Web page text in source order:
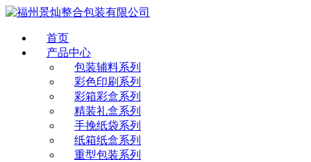
首页
产品中心
包装辅料系列
彩色印刷系列
彩箱彩盒系列
精装礼盒系列
手挽纸袋系列
纸箱纸盒系列
重型包装系列